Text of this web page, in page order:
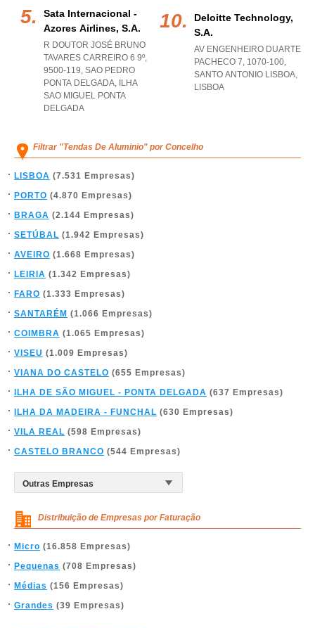
Sata Internacional -
Azores Airlines, S.a.
R DOUTOR JOSÉ BRUNO
TAVARES CARREIRO 6 9º,
9500-119, SAO PEDRO
PONTA DELGADA, ILHA
SAO MIGUEL PONTA
DELGADA
Deloitte Technology,
S.a.
AV ENGENHEIRO DUARTE
PACHECO 7, 1070-100,
SANTO ANTONIO LISBOA,
LISBOA
Filtrar "Tendas De Aluminio" por Concelho
LISBOA (7.531 Empresas)
PORTO (4.870 Empresas)
BRAGA (2.144 Empresas)
SETÚBAL (1.942 Empresas)
AVEIRO (1.668 Empresas)
LEIRIA (1.342 Empresas)
FARO (1.333 Empresas)
SANTARÉM (1.066 Empresas)
COIMBRA (1.065 Empresas)
VISEU (1.009 Empresas)
VIANA DO CASTELO (655 Empresas)
ILHA DE SÃO MIGUEL - PONTA DELGADA (637 Empresas)
ILHA DA MADEIRA - FUNCHAL (630 Empresas)
VILA REAL (598 Empresas)
CASTELO BRANCO (544 Empresas)
Distribuição de Empresas por Faturação
Micro (16.858 Empresas)
Pequenas (708 Empresas)
Médias (156 Empresas)
Grandes (39 Empresas)